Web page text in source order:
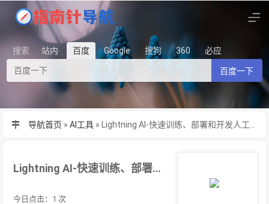
搜索 站内 百度 Google 搜狗 360 必应
百度一下
导航首页 » AI工具 »
Lightning AI-快速训练、部署和开发人工智能产品的深度学习框架
今日点击：1 次